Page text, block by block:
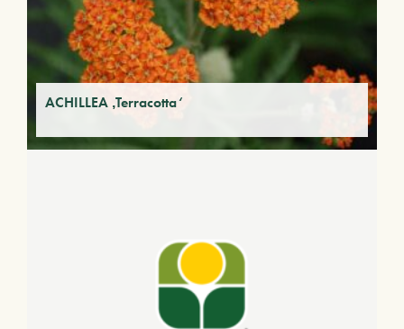
ACHILLEA ‚Terracotta‘